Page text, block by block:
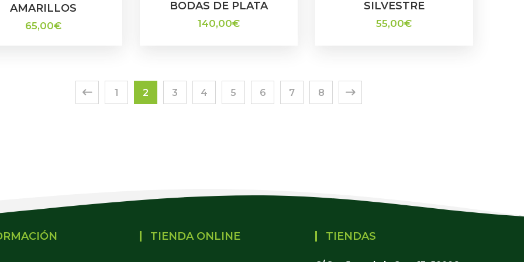
AMARILLOS
65,00€
BODAS DE PLATA
140,00€
SILVESTRE
55,00€
1 2 3 4 5 6 7 8
TIENDA ONLINE TIENDAS